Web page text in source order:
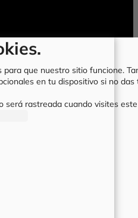
para que nuestro sitio funcione.
en tu dispositivo si no
será rastreada cuando visites